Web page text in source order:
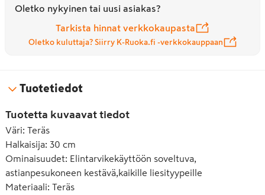
Oletko nykyinen tai uusi asiakas?
Tarkista hinnat verkkokaupasta
Oletko kuluttaja? Siirry K-Ruoka.fi -verkkokauppaan
Tuotetiedot
Tuotetta kuvaavat tiedot
Väri: Teräs
Halkaisija: 30 cm
Ominaisuudet: Elintarvikekäyttöön soveltuva,
astianpesukoneen kestävä,kaikille liesityypeille
Materiaali: Teräs